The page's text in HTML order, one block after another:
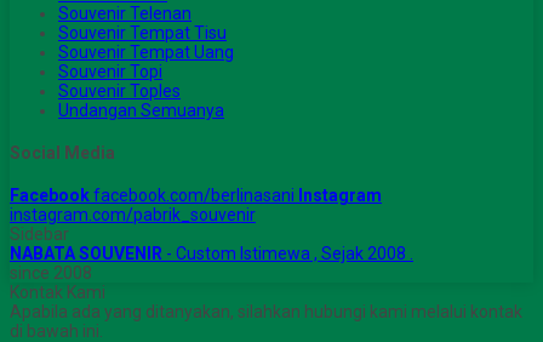
Souvenir Telenan
Souvenir Tempat Tisu
Souvenir Tempat Uang
Souvenir Topi
Souvenir Toples
Undangan Semuanya
Social Media
Facebookfacebook.com/berlinasani Instagram
instagram.com/pabrik_souvenir
Sidebar
NABATA SOUVENIR - Custom Istimewa , Sejak 2008 .
since 2008
Kontak Kami
Apabila ada yang ditanyakan, silahkan hubungi kami melalui kontak
di bawah ini.